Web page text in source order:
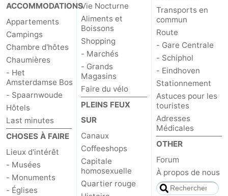
ACCOMMODATIONS
Appartements
Campings
Chambre d'hôtes
Chaumières
- Het
Amsterdamse Bos
- Spaarnwoude
Hôtels
Last minutes
CHOSES À FAIRE
Lieux d'intérêt
- Musées
- Monuments
- Églises
Vie Nocturne
Aliments et
Boissons
Shopping
- Marchés
- Grands
Magasins
Faire du vélo
PLEINS FEUX
SUR
Canaux
Coffeeshops
Capitale
homosexuelle
Quartier rouge
Transports en
commun
Route
- Gare Centrale
- Schiphol
- Eindhoven
Stationnement
Astuces pour les
touristes
Adresses
Médicales
OTHER
Forum
À propos de nous